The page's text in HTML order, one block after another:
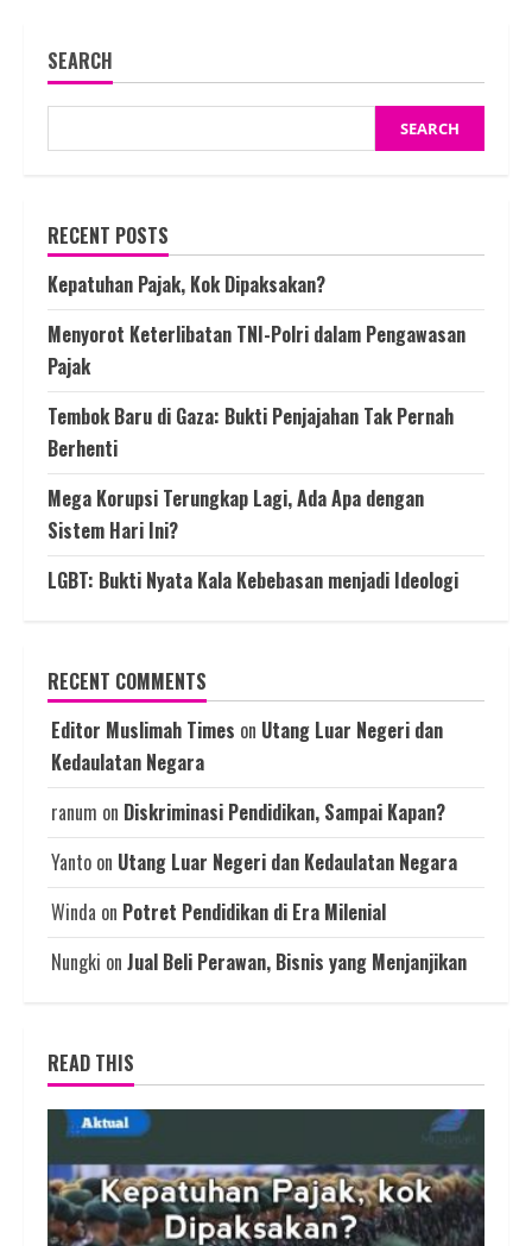
SEARCH
SEARCH
RECENT POSTS
Kepatuhan Pajak, Kok Dipaksakan?
Menyorot Keterlibatan TNI-Polri dalam Pengawasan
Pajak
Tembok Baru di Gaza: Bukti Penjajahan Tak Pernah
Berhenti
Mega Korupsi Terungkap Lagi, Ada Apa dengan
Sistem Hari Ini?
LGBT: Bukti Nyata Kala Kebebasan menjadi Ideologi
RECENT COMMENTS
Editor Muslimah Times on Utang Luar Negeri dan
Kedaulatan Negara
ranum on Diskriminasi Pendidikan, Sampai Kapan?
Yanto on Utang Luar Negeri dan Kedaulatan Negara
Winda on Potret Pendidikan di Era Milenial
Nungki on Jual Beli Perawan, Bisnis yang Menjanjikan
READ THIS